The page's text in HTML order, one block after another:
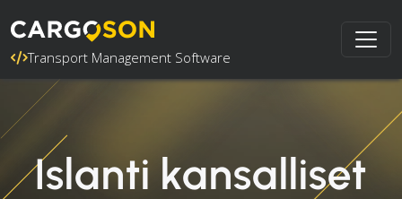
Transport Management Software
Islanti kansalliset